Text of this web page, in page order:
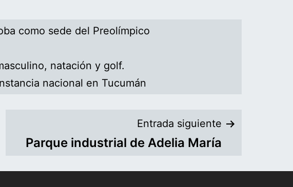
como sede del Preolímpico
natación y golf.
nacional en Tucumán
Entrada siguiente
Parque industrial de Adelia María